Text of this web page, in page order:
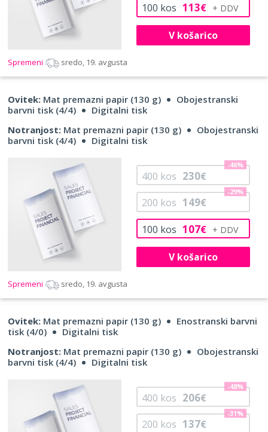
100 kos 113€
V košarico
Spremeni sredo, 19. avgusta
Ovitek: Mat premazni papir (130 g)
Obojestranski
barvni tisk (4/4)
Digitalni tisk
Notranjost: Mat premazni papir (130 g)
Obojestranski
barvni tisk (4/4)
Digitalni tisk
100 kos 107€
200 kos 149€
-29%
400 kos 230€
-46%
V košarico
Spremeni sredo, 19. avgusta
Ovitek: Mat premazni papir (130 g)
Enostranski barvni
tisk (4/0)
Digitalni tisk
Notranjost: Mat premazni papir (130 g)
Obojestranski
barvni tisk (4/4)
Digitalni tisk
200 kos 137€
-31%
400 kos 206€
-48%